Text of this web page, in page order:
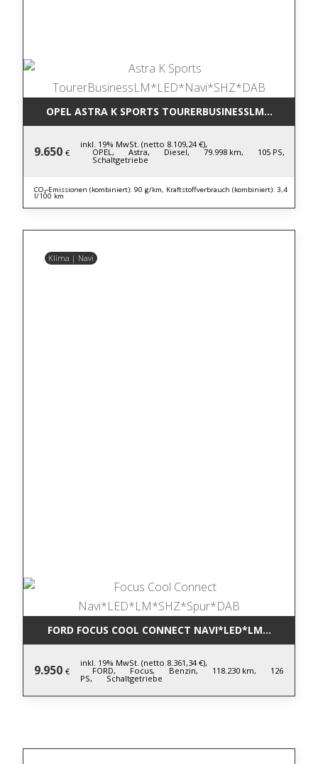
OPEL ASTRA K SPORTS
9.650 €
inkl. 19% MwSt. (netto 8.109,24 €),
OPEL, Astra, Diesel, 79.998 km, 105 PS,
Schaltgetriebe
CO₂-Emissionen (kombiniert): 90 g/km, Kraftstoffverbrauch (kombiniert): 3,4
l/100 km
Klima | Navi
FORD FOCUS COOL CONNECT
9.950 €
inkl. 19% MwSt. (netto 8.361,34 €),
FORD, Focus, Benzin, 118.230 km, 126
PS, Schaltgetriebe